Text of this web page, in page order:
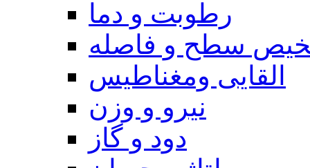
رطوبت و دما
سطح و فاصله
القایی ومغناطیس
نیرو و وزن
دود و گاز